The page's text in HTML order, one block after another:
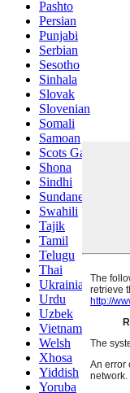
Pashto
Persian
Punjabi
Serbian
Sesotho
Sinhala
Slovak
Slovenian
Somali
Samoan
Scots Gaelic
Shona
Sindhi
Sundanese
Swahili
Tajik
Tamil
Telugu
Thai
Ukrainian
Urdu
Uzbek
Vietnamese
Welsh
Xhosa
Yiddish
Yoruba